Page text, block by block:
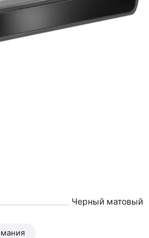
Черный матовый